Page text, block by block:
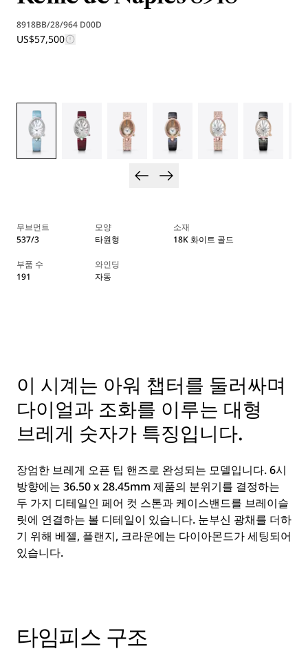
8918BB/28/964 D00D
US$57,500
무브먼트
537/3
모양
타원형
소재
18K 화이트 골드
부품 수
191
와인딩
자동
이 시계는 아워 챕터를 둘러싸며
다이얼과 조화를 이루는 대형
브레게 숫자가 특징입니다.
장엄한 브레게 오픈 팁 핸즈로 완성되는 모델입니다. 6시
방향에는 36.50 x 28.45mm 제품의 분위기를 결정하는
두 가지 디테일인 페어 컷 스톤과 케이스밴드를 브레이슬
릿에 연결하는 볼 디테일이 있습니다. 눈부신 광채를 더하
기 위해 베젤, 플랜지, 크라운에는 다이아몬드가 세팅되어
있습니다.
타임피스 구조